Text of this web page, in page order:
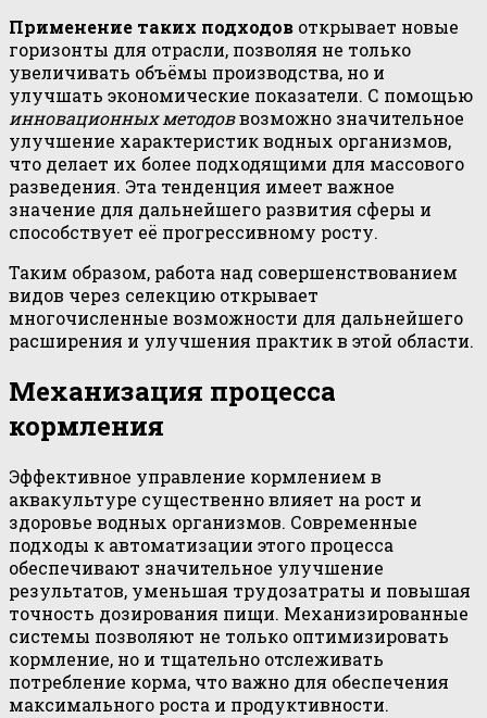
Применение таких подходов открывает новые
горизонты для отрасли, позволяя не только
увеличивать объёмы производства, но и
улучшать экономические показатели. С помощью
инновационных методоввозможно значительное
улучшение характеристик водных организмов,
что делает их более подходящими для массового
разведения. Эта тенденция имеет важное
значение для дальнейшего развития сферы и
способствует её прогрессивному росту.
Таким образом, работа над совершенствованием
видов через селекцию открывает
многочисленные возможности для дальнейшего
расширения и улучшения практик в этой области.
Механизация процесса
кормления
Эффективное управление кормлением в
аквакультуре существенно влияет на рост и
здоровье водных организмов. Современные
подходы к автоматизации этого процесса
обеспечивают значительное улучшение
результатов, уменьшая трудозатраты и повышая
точность дозирования пищи. Механизированные
системы позволяют не только оптимизировать
кормление, но и тщательно отслеживать
потребление корма, что важно для обеспечения
максимального роста и продуктивности.